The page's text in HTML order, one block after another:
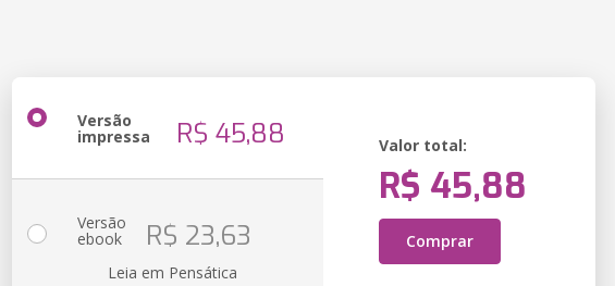
Versão
impressa R$ 45,88 Valor total:
R$ 45,88
Comprar
Versão
ebook R$ 23,63
Leia em Pensática